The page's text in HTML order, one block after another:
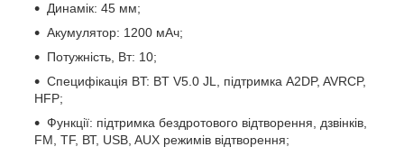
Динамік: 45 мм;
Акумулятор: 1200 мАч;
Потужність, Вт: 10;
Специфікація BT: BT V5.0 JL, підтримка A2DP, AVRCP,
HFP;
Функції: підтримка бездротового відтворення, дзвінків,
FM, TF, ВТ, USB, AUX режимів відтворення;